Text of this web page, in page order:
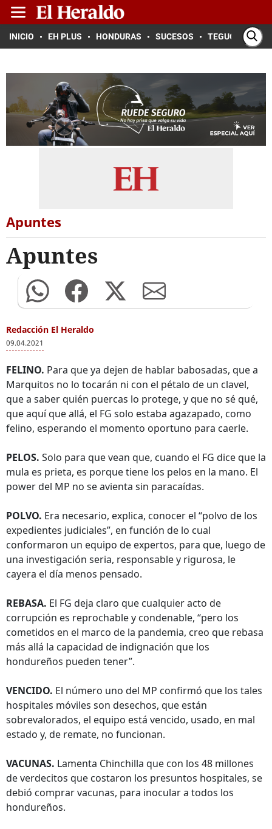
INICIO EH PLUS HONDURAS SUCESOS TEGUCIGALPA
Apuntes
Apuntes
Redacción El Heraldo
09.04.2021
FELINO. Para que ya dejen de hablar babosadas, que a
Marquitos no lo tocarán ni con el pétalo de un clavel,
que a saber quién puercas lo protege, y que no sé qué,
que aquí que allá, el FG solo estaba agazapado, como
felino, esperando el momento oportuno para caerle.
PELOS. Solo para que vean que, cuando el FG dice que la
mula es prieta, es porque tiene los pelos en la mano. El
power del MP no se avienta sin paracaídas.
POLVO. Era necesario, explica, conocer el “polvo de los
expedientes judiciales”, en función de lo cual
conformaron un equipo de expertos, para que, luego de
una investigación seria, responsable y rigurosa, le
cayera el día menos pensado.
REBASA. El FG deja claro que cualquier acto de
corrupción es reprochable y condenable, “pero los
cometidos en el marco de la pandemia, creo que rebasa
más allá la capacidad de indignación que los
hondureños pueden tener”.
VENCIDO. El número uno del MP confirmó que los tales
hospitales móviles son desechos, que están
sobrevalorados, el equipo está vencido, usado, en mal
estado y, de remate, no funcionan.
VACUNAS. Lamenta Chinchilla que con los 48 millones
de verdecitos que costaron los presuntos hospitales, se
debió comprar vacunas, para inocular a todos los
hondureños.